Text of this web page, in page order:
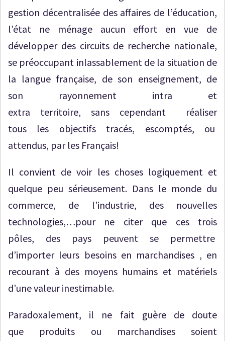
gestion décentralisée des affaires de l’éducation,
l’état ne ménage aucun effort en vue de
développer des circuits de recherche nationale,
se préoccupant inlassablement de la situation de
la langue française, de son enseignement, de
son rayonnement intra et
extra territoire, sans cependant réaliser
tous les objectifs tracés, escomptés, ou
attendus, par les Français!
Il convient de voir les choses logiquement et
quelque peu sérieusement. Dans le monde du
commerce, de l’industrie, des nouvelles
technologies,…pour ne citer que ces trois
pôles, des pays peuvent se permettre
d’importer leurs besoins en marchandises , en
recourant à des moyens humains et matériels
d’une valeur inestimable.
Paradoxalement, il ne fait guère de doute
que produits ou marchandises soient